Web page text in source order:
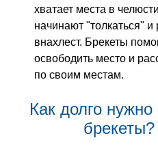
хватает места в
начинают "толкаться" и
внахлест. Брекеты
освободить место и
по своим местам.
Как долго нужно
брекеты?